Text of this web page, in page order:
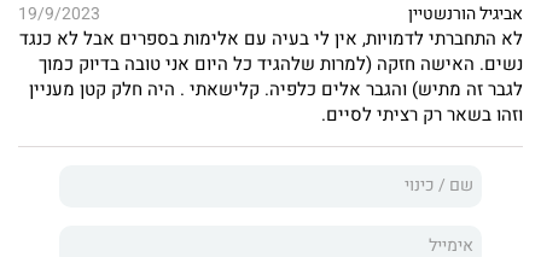
מנואל רוסריו סוחב על גבו רגשות אשם מעברו. הוא לא נותן לדבר
לעצור אותו ומטיל אימה על כל הסובבים אותו.
מיקאלה וגה גדלה בעולם של גברים והוכיחה שהיא לא נופלת מהם.
היא נחושה לגלות את האמת על הרגע שבו חייה התרסקו.
עשר שנים לאחר הלילה הגורלי הם נדרשים לקיים את ההבטחה
שנתנו אבותיהם, כשכל אחד מהם שם לעצמו מטרה ברורה – להביס
אביגיל הורנשטיין 19/9/2023
לא התחברתי לדמויות, אין לי בעיה עם אלימות בספרים אבל לא כנגד
נשים. האישה חזקה (למרות שלהגיד כל היום אני טובה בדיוק כמוך
לגבר זה מתיש) והגבר אלים כלפיה. קלישאתי . היה חלק קטן מעניין
וזהו בשאר רק רציתי לסיים.